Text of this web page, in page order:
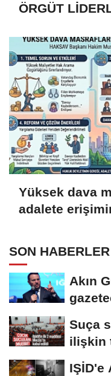
ÖRGÜT
ÇIKTI!
Yüksek dava
adalete
SON HABERLER
Akın
Suça
ilişkin
kabul
IŞİD'e